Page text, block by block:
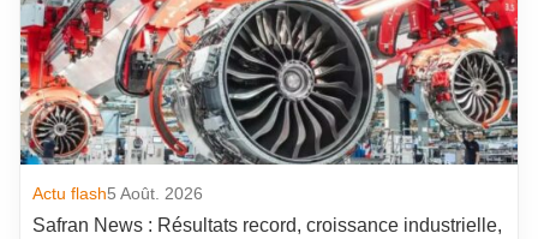
Actu flash5 Août. 2026
Safran News : Résultats record, croissance industrielle,